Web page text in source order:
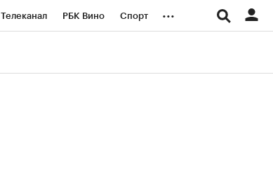
Телеканал РБК Вино Спорт ...